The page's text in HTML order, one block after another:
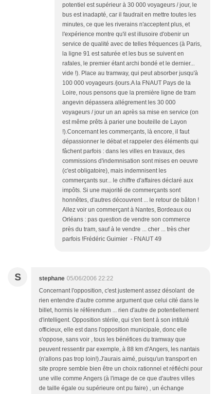
potentiel est supérieur à 30 000 voyageurs / jour, le
bus est inadapté, car il faudrait en mettre toutes les
minutes, ce que les riverains n'acceptent plus, et
l'expérience montre qu'il est illusoire d'obenir un
service de qualité avec de telles fréquences (à Paris,
la ligne 91 est saturée et les bus se suivent en
rafales, le premier étant archi bondé et le dernier...
vide !). Place au tramway, qui peut absorber jusqu'à
100 000 voyageurs /jours.A la FNAUT Pays de la
Loire, nous pensons que la première ligne de tram
angevin dépassera allégrement les 30 000
voyageurs / jour un an après sa mise en service (on
est même prêts à parier une bouteille de Layon
!).Concernant les commerçants, là encore, il faut
dépassionner le débat et rappeler des éléments qui
fâchent parfois : dans les villes en travaux, des
commissions d'indemnisation sont mises en oeuvre
(c'est obligatoire), mais indemnisent les
commerçants sur... le chiffre d'affaires déclaré aux
impôts. Si une majorité de commerçants sont
honnêtes, d'autres découvrent ... le retour de bâton !
Allez voir un commerçant à Nantes, Bordeaux ou
Orléans : pas question de vendre son commerce
près du tram, sauf à le vendre ... cher ... très cher
parfois !Frédéric Guimier - FNAUT 49
S stephane 05/06/2006 22:22
Concernant l'opposition, c'est justement assez désolant de
rien entendre d'autre comme argument que celui cité dans le
billet, hormis le référendum ... rien d'autre de potentiellement
d'intelligent. Opposition stérile, qui s'en tient à son intitulé
officieux, elle est dans l'opposition municipale, donc elle
s'oppose, sans voir , tous les bénéfices du tramway que
peuvent ressentir par exemple, à 88 km d'Angers, les nantais
(n'allons pas trop loin!).J'aurais aimé, puisqu'un transport en
site propre semble bien être un choix rationnel et réfléchi pour
une ville comme Angers (à l'image de ce que d'autres villes
de taille égale ou supérieure ont pu faire) , un échange